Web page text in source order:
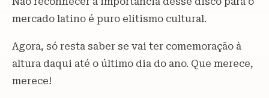
mercado latino é puro elitismo cultural.
Agora, só resta saber se vai ter comemoração à
altura daqui até o último dia do ano. Que merece,
merece!